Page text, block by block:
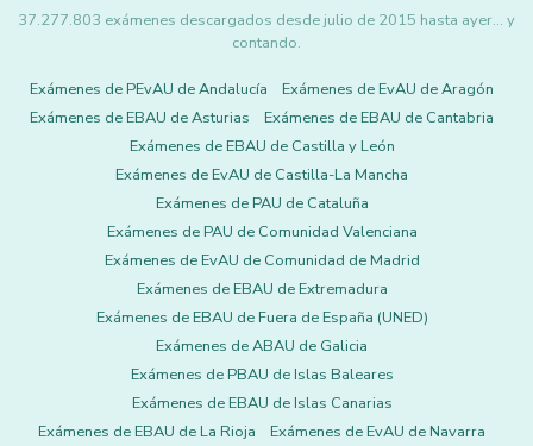
37.277.803 exámenes descargados desde julio de 2015 hasta ayer... y
contando.
Exámenes de PEvAU de Andalucía
Exámenes de EvAU de Aragón
Exámenes de EBAU de Asturias
Exámenes de EBAU de Cantabria
Exámenes de EBAU de Castilla y León
Exámenes de EvAU de Castilla-La Mancha
Exámenes de PAU de Cataluña
Exámenes de PAU de Comunidad Valenciana
Exámenes de EvAU de Comunidad de Madrid
Exámenes de EBAU de Extremadura
Exámenes de EBAU de Fuera de España (UNED)
Exámenes de ABAU de Galicia
Exámenes de PBAU de Islas Baleares
Exámenes de EBAU de Islas Canarias
Exámenes de EBAU de La Rioja
Exámenes de EvAU de Navarra